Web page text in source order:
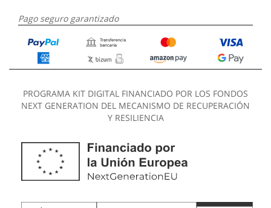
Pago seguro garantizado
PROGRAMA KIT DIGITAL FINANCIADO POR LOS FONDOS
NEXT GENERATION DEL MECANISMO DE RECUPERACIÓN
Y RESILIENCIA